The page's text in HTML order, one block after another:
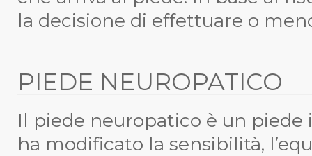
la decisione di effettuare o
PIEDE NEUROPATICO
Il piede neuropatico è un
ha modificato la sensibilità,